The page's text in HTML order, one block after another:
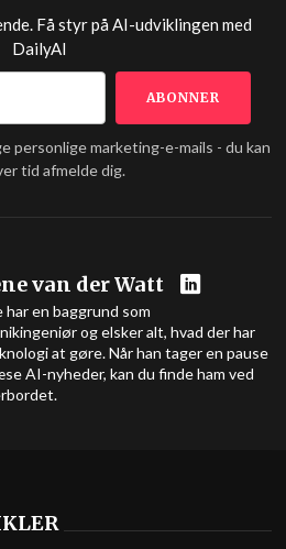
Få styr på AI-udviklingen med
DailyAI
personlige marketing-e-mails - du kan
tid afmelde dig.
van der Watt
har en baggrund som
og elsker alt, hvad der har
at gøre. Når han tager en pause
AI-nyheder, kan du finde ham ved